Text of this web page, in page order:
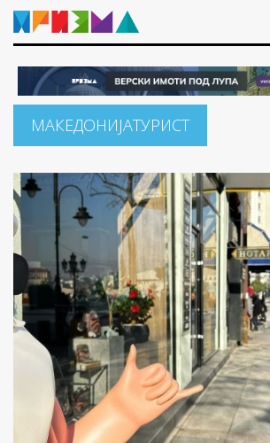
МАКЕДОНИЈАТУРИСТ